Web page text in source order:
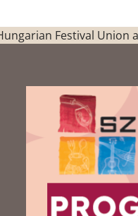
Festival Union